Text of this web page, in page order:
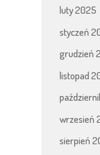
luty 2025
styczeń
grudzień
listopad
wrzesień
sierpień